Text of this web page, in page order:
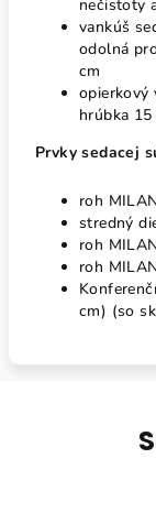
nečistoty
vankúš
odolná
cm
opierkový
hrúbka 15
Prvky sedacej
roh
stredný
roh
roh
cm) (so